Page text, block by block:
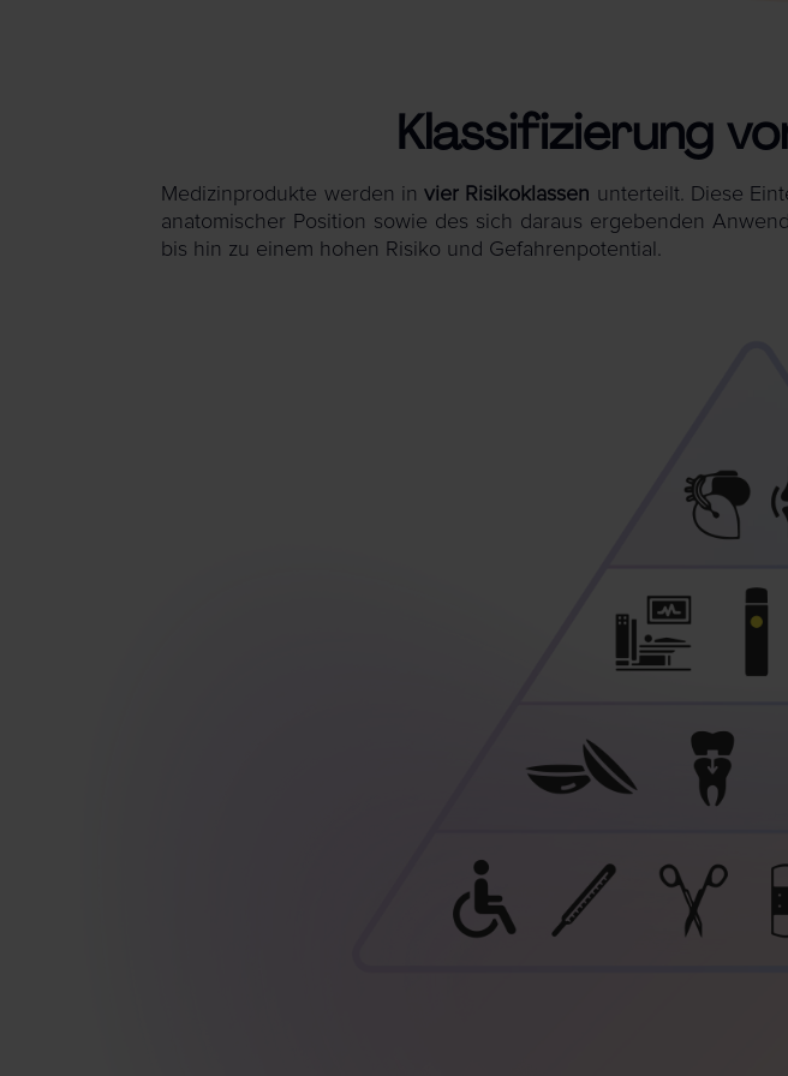
Klassifizierung
Medizinprodukte werden invier Risikoklassen unterteilt. Diese
anatomischer Position sowie des sich daraus ergebenden
bis hin zu einem hohen Risiko und Gefahrenpotential.